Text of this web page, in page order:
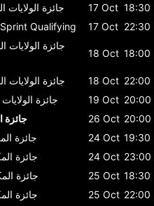
جائزة الولايات
17 Oct 18:30
Sprint Qualifying 17 Oct 22:30
جائزة الولايات
18 Oct 18:00
جائزة الولايات 18 Oct 22:00
جائزة
19 Oct 20:00
جائزة
26 Oct 20:00
جائزة
24 Oct 19:30
جائزة
24 Oct 23:00
جائزة
25 Oct 18:30
جائزة
25 Oct 22:00